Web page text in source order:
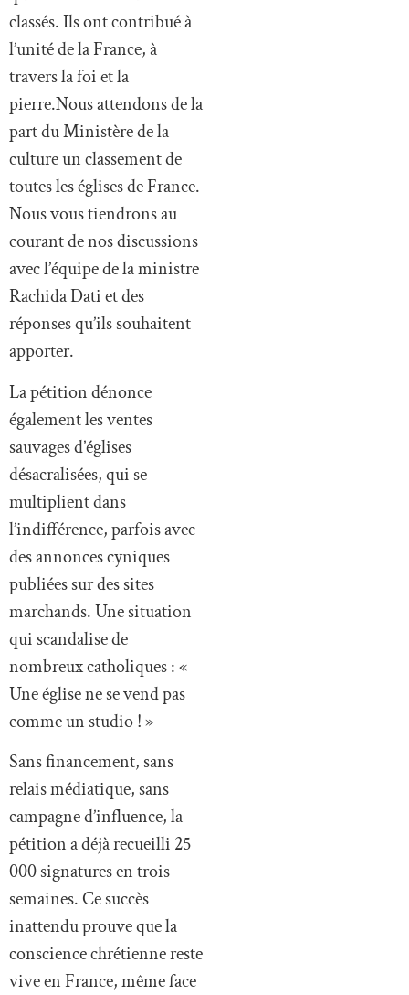
classés. Ils ont contribué à
l’unité de la France, à
travers la foi et la
pierre.Nous attendons de la
part du Ministère de la
culture un classement de
toutes les églises de France.
Nous vous tiendrons au
courant de nos discussions
avec l’équipe de la ministre
Rachida Dati et des
réponses qu’ils souhaitent
apporter.
La pétition dénonce
également les ventes
sauvages d’églises
désacralisées, qui se
multiplient dans
l’indifférence, parfois avec
des annonces cyniques
publiées sur des sites
marchands. Une situation
qui scandalise de
nombreux catholiques : «
Une église ne se vend pas
comme un studio ! »
Sans financement, sans
relais médiatique, sans
campagne d’influence, la
pétition a déjà recueilli 25
000 signatures en trois
semaines. Ce succès
inattendu prouve que la
conscience chrétienne reste
vive en France, même face